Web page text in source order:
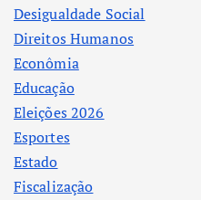
Desigualdade Social
Direitos Humanos
Econômia
Educação
Eleições 2026
Esportes
Estado
Fiscalização